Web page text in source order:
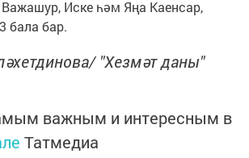
Важашур, Иске һәм Яңа Каенсар,
бала бар.
"Хезмәт даны"
важным и интересным в
Татмедиа